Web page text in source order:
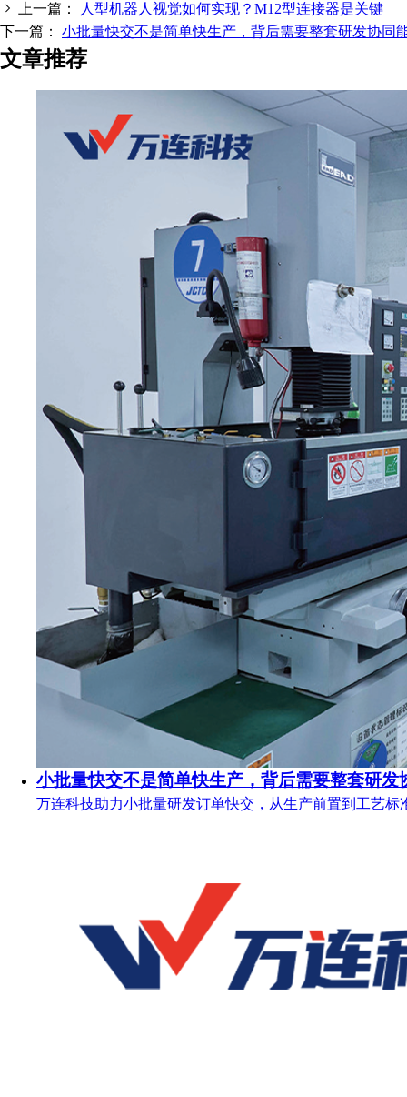
上一篇：
人型机器人视觉如何实现？M12型连接器是关键
下一篇： 小批量快交不是简单快生产，背后需要整套研发协同
文章推荐
小批量快交不是简单快生产，背后需要整套研发
万连科技助力小批量研发订单快交，从生产前置到工艺标